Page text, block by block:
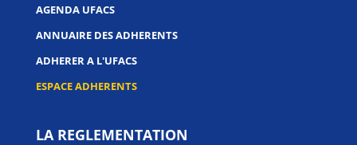
AGENDA UFACS
ANNUAIRE DES ADHERENTS
ADHERER A L'UFACS
ESPACE ADHERENTS
LA REGLEMENTATION